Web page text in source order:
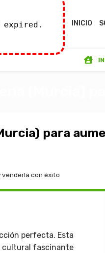
INICIO
(Murcia)
para
venderla con éxito
perfecta. Esta
cultural fascinante